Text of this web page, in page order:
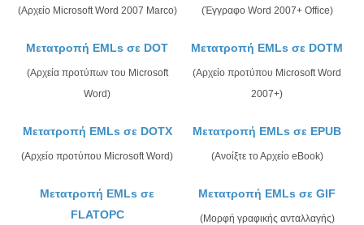
(Αρχείο Microsoft Word 2007 Marco) (Έγγραφο Word 2007+ Office)
Μετατροπή EMLs σε DOT
(Αρχεία προτύπων του Microsoft
Word)
Μετατροπή EMLs σε DOTM
(Αρχείο προτύπου Microsoft Word
2007+)
Μετατροπή EMLs σε DOTX
(Αρχείο προτύπου Microsoft Word)
Μετατροπή EMLs σε EPUB
(Ανοίξτε το Αρχείο eBook)
Μετατροπή EMLs σε
FLATOPC
Μετατροπή EMLs σε GIF
(Μορφή γραφικής ανταλλαγής)